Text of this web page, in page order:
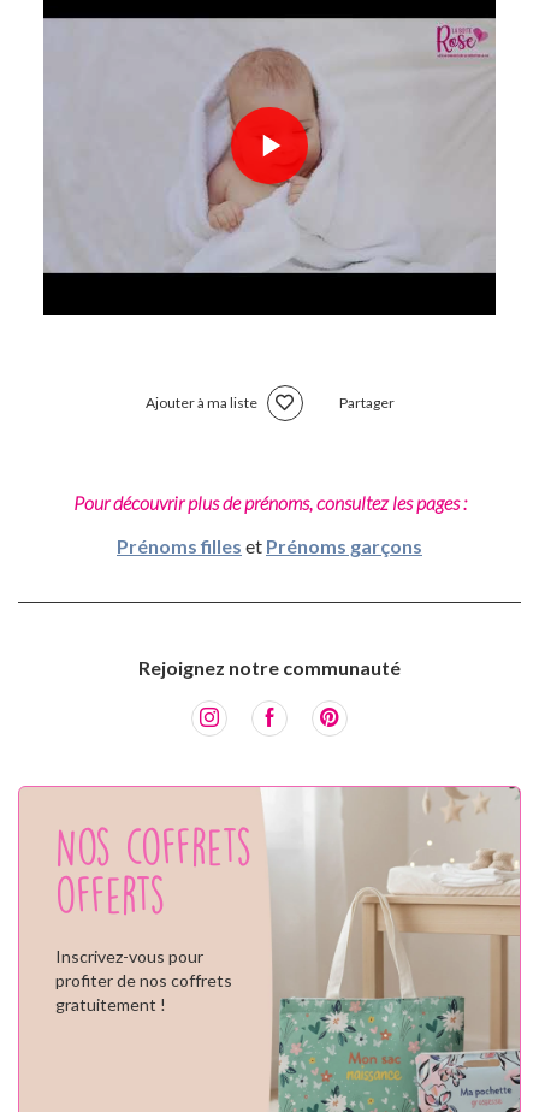
Ajouter à ma liste Partager
Pour découvrir plus de prénoms, consultez les pages :
Prénoms filles et Prénoms garçons
Rejoignez notre communauté
Nos coffrets
offerts
Inscrivez-vous pour
profiter de nos coffrets
gratuitement !